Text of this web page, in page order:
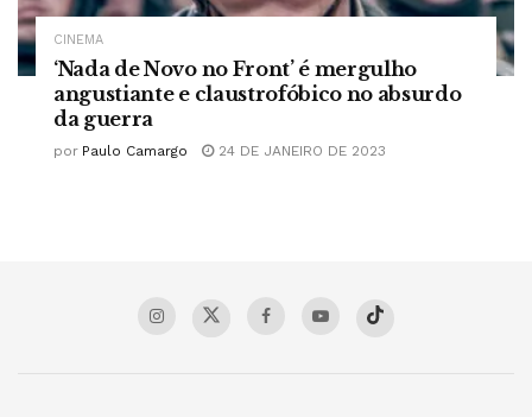
CINEMA
‘Nada de Novo no Front’ é mergulho
angustiante e claustrofóbico no absurdo
da guerra
por Paulo Camargo 24 DE JANEIRO DE 2023